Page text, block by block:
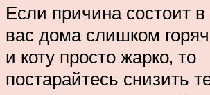
Если причина состоит
вас дома слишком
и коту просто жарко, то
постарайтесь снизить